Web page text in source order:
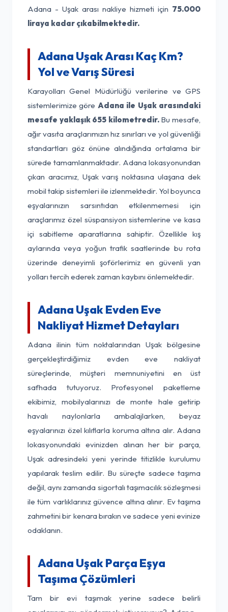
Adana - Uşak arası nakliye hizmeti için 75.000
liraya kadar çıkabilmektedir.
Adana Uşak Arası Kaç Km?
Yol ve Varış Süresi
Karayolları Genel Müdürlüğü verilerine ve GPS
sistemlerimize göre Adana ile Uşak arasındaki
mesafe yaklaşık 655 kilometredir.Bu mesafe,
ağır vasıta araçlarımızın hız sınırları ve yol güvenliği
standartları göz önüne alındığında ortalama bir
sürede tamamlanmaktadır. Adana lokasyonundan
çıkan aracımız, Uşak varış noktasına ulaşana dek
mobil takip sistemleri ile izlenmektedir. Yol boyunca
eşyalarınızın sarsıntıdan etkilenmemesi için
araçlarımız özel süspansiyon sistemlerine ve kasa
içi sabitleme aparatlarına sahiptir. Özellikle kış
aylarında veya yoğun trafik saatlerinde bu rota
üzerinde deneyimli şoförlerimiz en güvenli yan
yolları tercih ederek zaman kaybını önlemektedir.
Adana Uşak Evden Eve
Nakliyat Hizmet Detayları
Adana ilinin tüm noktalarından Uşak bölgesine
gerçekleştirdiğimiz evden eve nakliyat
süreçlerinde, müşteri memnuniyetini en üst
safhada tutuyoruz. Profesyonel paketleme
ekibimiz, mobilyalarınızı de monte hale getirip
havalı naylonlarla ambalajlarken, beyaz
eşyalarınızı özel kılıflarla koruma altına alır. Adana
lokasyonundaki evinizden alınan her bir parça,
Uşak adresindeki yeni yerinde titizlikle kurulumu
yapılarak teslim edilir. Bu süreçte sadece taşıma
değil, aynı zamanda sigortalı taşımacılık sözleşmesi
ile tüm varlıklarınız güvence altına alınır. Ev taşıma
zahmetini bir kenara bırakın ve sadece yeni evinize
odaklanın.
Adana Uşak Parça Eşya
Taşıma Çözümleri
Tam bir evi taşımak yerine sadece belirli